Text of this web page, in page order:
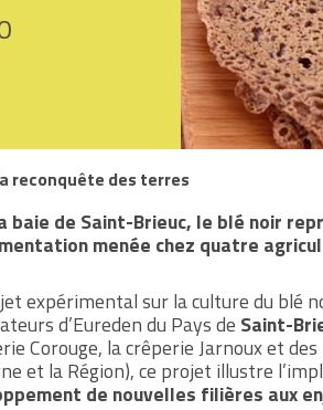
reconquête des terres
baie de Saint-Brieuc, le blé noir
menée chez quatre
expérimental sur la culture du blé
d’Eureden du Pays de Saint-
Corouge, la crêperie Jarnoux et des
et la Région), ce projet illustre
de nouvelles filières aux